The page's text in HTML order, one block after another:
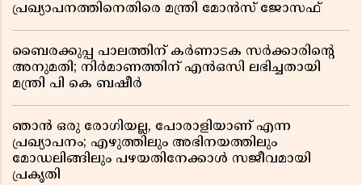
പ്രഖ്യാപനത്തിനെതിരെ മന്ത്രി മോൻസ് ജോസഫ്
ബൈരക്കുപ്പ പാലത്തിന് കർണാടക സർക്കാരിൻ്റെ
അനുമതി; നിർമാണത്തിന് എൻഒസി ലഭിച്ചതായി
മന്ത്രി പി കെ ബഷീർ
ഞാൻ ഒരു രോഗിയല്ല, പോരാളിയാണ് എന്ന
പ്രഖ്യാപനം; എഴുത്തിലും അഭിനയത്തിലും
മോഡലിങ്ങിലും പഴയതിനേക്കാൾ സജീവമായി
പ്രകൃതി